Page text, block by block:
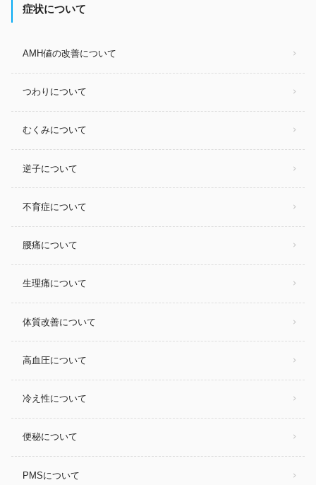
症状について
AMH値の改善について
つわりについて
むくみについて
逆子について
不育症について
腰痛について
生理痛について
体質改善について
高血圧について
冷え性について
便秘について
PMSについて